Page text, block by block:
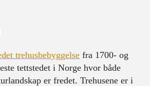
trehusbebyggelse fra 1700- og
tettstedet i Norge hvor både
er fredet. Trehusene er i